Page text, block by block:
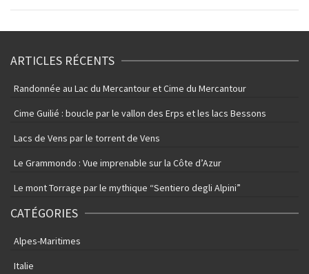
ARTICLES RÉCENTS
Randonnée au Lac du Mercantour et Cime du Mercantour
Cime Guilié : boucle par le vallon des Erps et les lacs Bessons
Lacs de Vens par le torrent de Vens
Le Grammondo : Vue imprenable sur la Côte d’Azur
Le mont Torrage par le mythique “Sentiero degli Alpini”
CATÉGORIES
Alpes-Maritimes
Italie